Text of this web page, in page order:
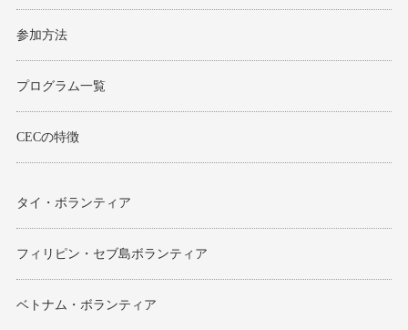
ギリシャ
参加方法
プログラム一覧
CECの特徴
タイ・ボランティア
フィリピン・セブ島ボランティア
ベトナム・ボランティア